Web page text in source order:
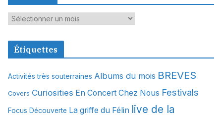
A
c
v
e
Étiquettes
Activités très souterraines Albums du mois BREVES
Covers Curiosities En Concert Chez Nous Festivals
Focus Découverte La griffe du Félin live de la